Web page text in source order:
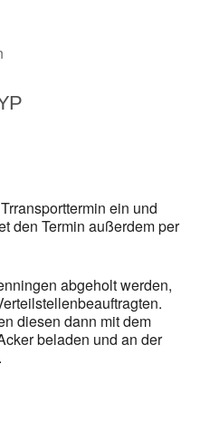
ein und
den Termin außerdem per
abgeholt werden,
diesen dann mit dem
beladen und an der